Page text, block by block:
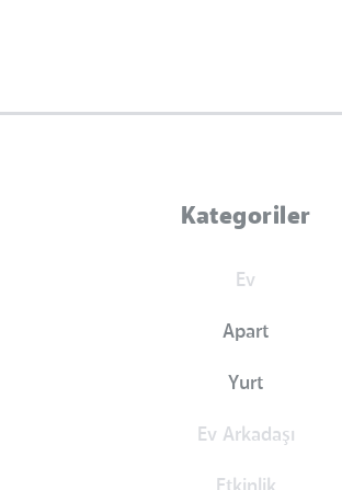
Kategoriler
Ev
Apart
Yurt
Ev Arkadaşı